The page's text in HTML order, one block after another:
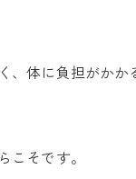
体に負担がかか
そです。